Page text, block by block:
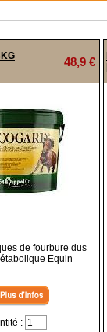
48,9 €
de fourbure dus
Equin
: